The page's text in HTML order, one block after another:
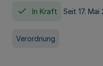
In Kraft Seit 17. Mai
Verordnung